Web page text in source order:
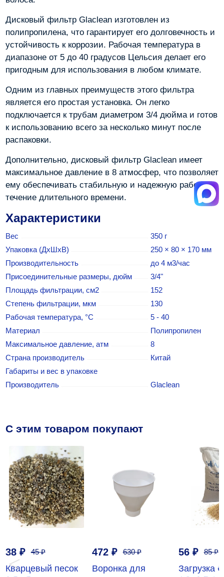
Дисковый фильтр Glaclean изготовлен из
полипропилена, что гарантирует его долговечность и
устойчивость к коррозии. Рабочая температура в
диапазоне от 5 до 40 градусов Цельсия делает его
пригодным для использования в любом климате.
Одним из главных преимуществ этого фильтра
является его простая установка. Он легко
подключается к трубам диаметром 3/4 дюйма и готов
к использованию всего за несколько минут после
распаковки.
Дополнительно, дисковый фильтр Glaclean имеет
максимальное давление в 8 атмосфер, что позволяет
ему обеспечивать стабильную и надежную работу в
течение длительного времени.
Характеристики
Вес
350 г
Упаковка (ДхШхВ)
250 × 80 × 170 мм
Производительность
до 4 м3/час
Присоединительные размеры, дюйм
3/4"
Площадь фильтрации, см2
152
Степень фильтрации, мкм
130
Рабочая температура, °С
5 - 40
Материал
Полипропилен
Максимальное давление, атм
8
Страна производитель
Китай
Габариты и вес в упаковке
Производитель
Glaclean
C этим товаром покупают
38 ₽ 45₽
Кварцевый песок
472 ₽ 630₽
Воронка для
56 ₽ 85₽
Загрузка
‹ ›